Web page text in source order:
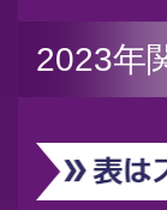
2023年